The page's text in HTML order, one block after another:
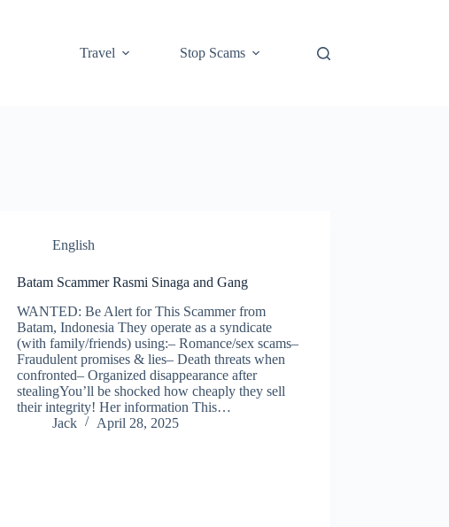
Travel Stop Scams
English
Batam Scammer Rasmi Sinaga and Gang
WANTED: Be Alert for This Scammer from
Batam, Indonesia They operate as a syndicate
(with family/friends) using:– Romance/sex scams–
Fraudulent promises & lies– Death threats when
confronted– Organized disappearance after
stealingYou’ll be shocked how cheaply they sell
their integrity! Her information This…
Jack
April 28, 2025